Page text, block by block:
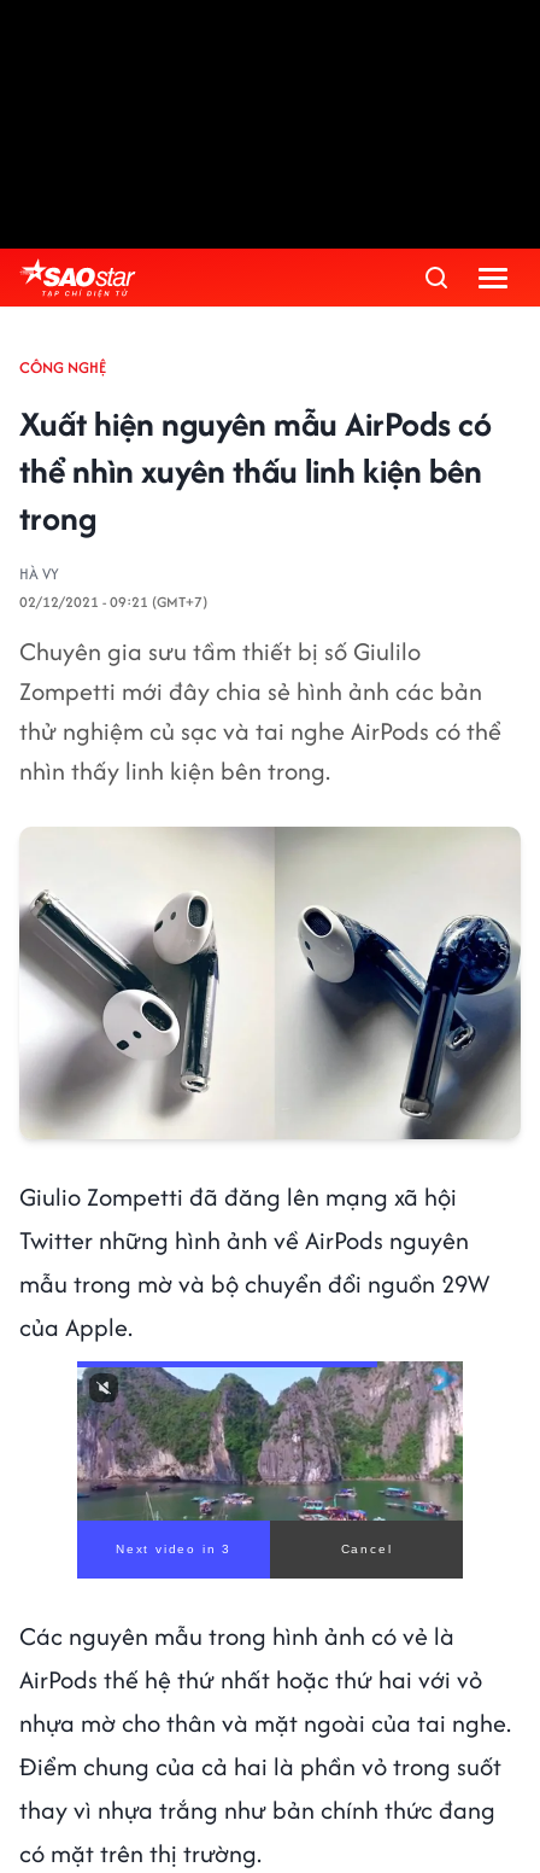
CÔNG NGHỆ
Xuất hiện nguyên mẫu AirPods có
thể nhìn xuyên thấu linh kiện bên
trong
HÀ VY
02/12/2021 - 09:21 (GMT+7)
Chuyên gia sưu tầm thiết bị số Giulilo
Zompetti mới đây chia sẻ hình ảnh các bản
thử nghiệm củ sạc và tai nghe AirPods có thể
nhìn thấy linh kiện bên trong.
Giulio Zompetti đã đăng lên mạng xã hội
Twitter những hình ảnh về AirPods nguyên
mẫu trong mờ và bộ chuyển đổi nguồn 29W
của Apple.
Các nguyên mẫu trong hình ảnh có vẻ là
AirPods thế hệ thứ nhất hoặc thứ hai với vỏ
nhựa mờ cho thân và mặt ngoài của tai nghe.
Điểm chung của cả hai là phần vỏ trong suốt
thay vì nhựa trắng như bản chính thức đang
có mặt trên thị trường.